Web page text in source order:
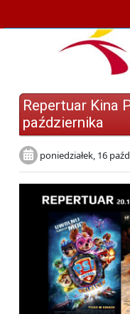
Repertuar Kina
października
poniedziałek, 16